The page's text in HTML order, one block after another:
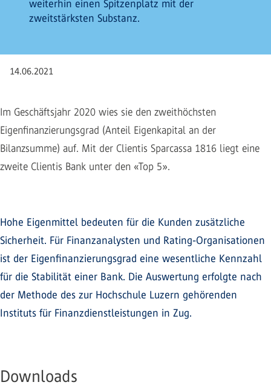
weiterhin einen Spitzenplatz mit der
zweitstärksten Substanz.
14.06.2021
Im Geschäftsjahr 2020 wies sie den zweithöchsten
Eigenfinanzierungsgrad (Anteil Eigenkapital an der
Bilanzsumme) auf. Mit der Clientis Sparcassa 1816 liegt eine
zweite Clientis Bank unter den «Top 5».
Hohe Eigenmittel bedeuten für die Kunden zusätzliche
Sicherheit. Für Finanzanalysten und Rating-Organisationen
ist der Eigenfinanzierungsgrad eine wesentliche Kennzahl
für die Stabilität einer Bank. Die Auswertung erfolgte nach
der Methode des zur Hochschule Luzern gehörenden
Instituts für Finanzdienstleistungen in Zug.
Downloads